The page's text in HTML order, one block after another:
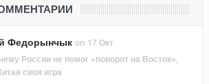
Федорынчык on 17 Окт
России не помог «поворот на Восток»,
своя игра